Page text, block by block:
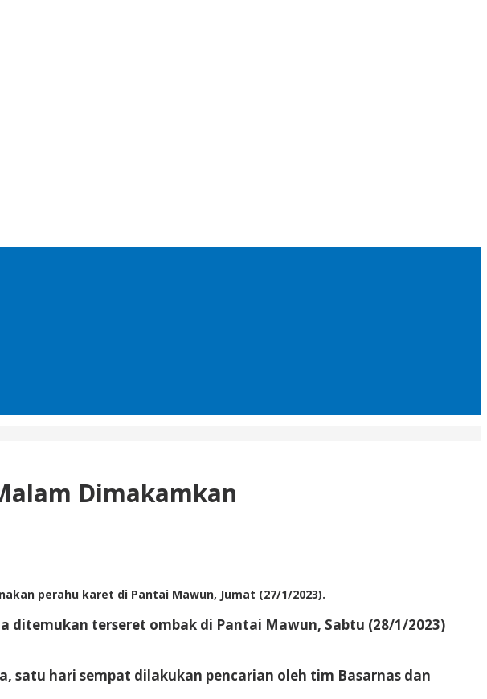
Dimakamkan
perahu karet di Pantai Mawun, Jumat (27/1/2023).
ditemukan terseret ombak di Pantai Mawun, Sabtu (28/1/2023)
satu hari sempat dilakukan pencarian oleh tim Basarnas dan